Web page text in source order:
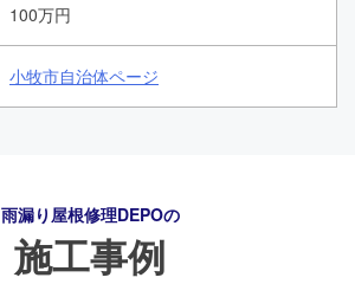
100万円
小牧市自治体ページ
雨漏り屋根修理DEPOの
施工事例